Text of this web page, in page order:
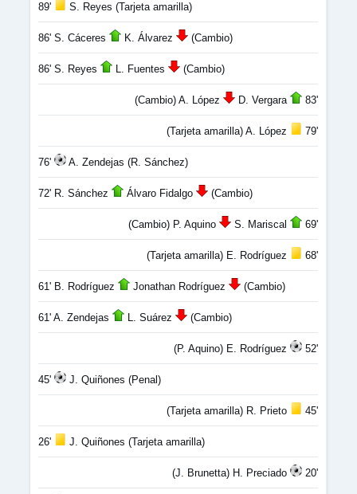
89' S. Reyes (Tarjeta amarilla)
86' S. Cáceres K. Álvarez (Cambio)
86' S. Reyes L. Fuentes (Cambio)
(Cambio) A. López D. Vergara 83'
(Tarjeta amarilla) A. López 79'
76' A. Zendejas (R. Sánchez)
72' R. Sánchez Álvaro Fidalgo (Cambio)
(Cambio) P. Aquino S. Mariscal 69'
(Tarjeta amarilla) E. Rodríguez 68'
61' B. Rodríguez Jonathan Rodríguez (Cambio)
61' A. Zendejas L. Suárez (Cambio)
(P. Aquino) E. Rodríguez 52'
45' J. Quiñones (Penal)
(Tarjeta amarilla) R. Prieto 45'
26' J. Quiñones (Tarjeta amarilla)
(J. Brunetta) H. Preciado 20'